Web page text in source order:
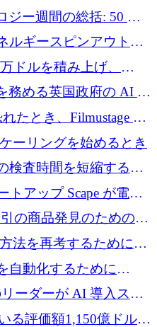
を調達
ジー週間の総括: 50 以
以上を投資
ルギースピンアウト原
ポンドの資金調達でス
ドルを積み上げ、
ーロの基金を立ち上
務める英国政府の AI タ
たとき、Filmustage は
ションに賭けました
ーリングを始めるとき
検査時間を短縮する英
が1900万ドルを獲得
トアップ Scape が電子
320 万ドルを調達し
の商品発見のための
万ユーロを調達
法を再考するために
自動化するために
確保
ーダーが AI 導入スタ
援
る評価額1,150億ドルで